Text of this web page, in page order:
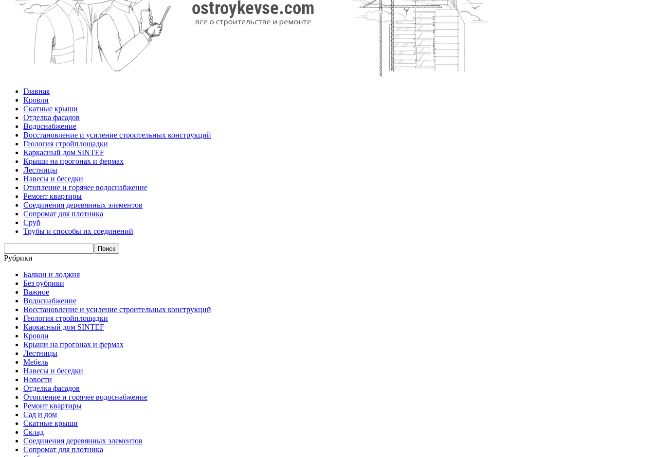
Главная
Кровли
Скатные крыши
Отделка фасадов
Водоснабжение
Восстановление и усиление строительных конструкций
Геология стройплощадки
Каркасный дом SINTEF
Крыши на прогонах и фермах
Лестницы
Навесы и беседки
Отопление и горячее водоснабжение
Ремонт квартиры
Соединения деревянных элементов
Сопромат для плотника
Сруб
Трубы и способы их соединений
Рубрики
Балкон и лоджия
Без рубрики
Важное
Водоснабжение
Восстановление и усиление строительных конструкций
Геология стройплощадки
Каркасный дом SINTEF
Кровли
Крыши на прогонах и фермах
Лестницы
Мебель
Навесы и беседки
Новости
Отделка фасадов
Отопление и горячее водоснабжение
Ремонт квартиры
Сад и дом
Скатные крыши
Склад
Соединения деревянных элементов
Сопромат для плотника